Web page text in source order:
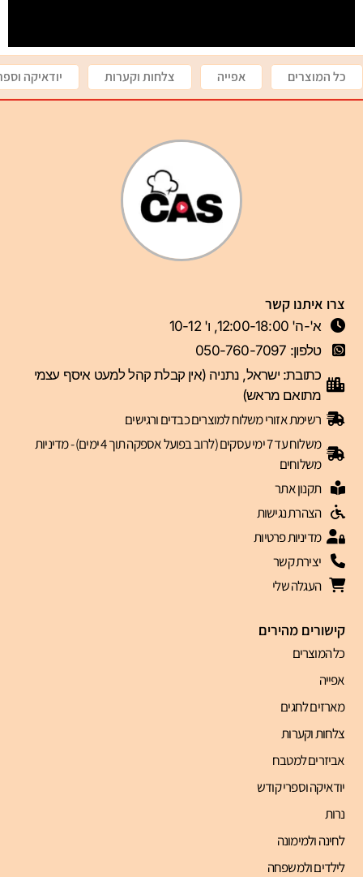
כל המוצרים אפייה צלחות וקערות יודאיקה
קישורים מהירים
כל המוצרים
אפייה
מארזים לחגים
צלחות וקערות
אביזרים למטבח
יודאיקה וספרי קודש
נרות
לחינה ולמימונה
לילדים ולמשפחה
צרו איתנו קשר
א'-ה' 12:00-18:00, ו' 10-12
טלפון: 050-760-7097
כתובת: ישראל, נתניה (אין קבלת קהל למעט איסף עצמי
מתואם מראש)
רשימת אזורי משלוח למוצרים כבדים ורגישים
משלוח עד 7 ימי עסקים (לרוב בפועל אספקה תוך 4 ימים) - מדיניות
משלוחים
תקנון אתר
הצהרת נגישות
מדיניות פרטיות
יצירת קשר
העגלה שלי